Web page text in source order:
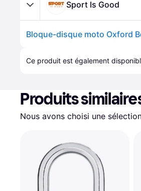
Sport Is Good
Bloque-disque moto Oxford
Ce produit est également
Produits
Nous avons choisi une